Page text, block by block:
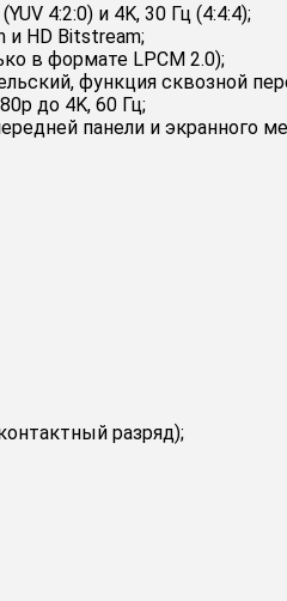
4:2:0) и 4K, 30 Гц (4:4:4);
и HD Bitstream;
в формате LPCM 2.0);
функция сквозной
до 4K, 60 Гц;
панели и экранного
разряд);